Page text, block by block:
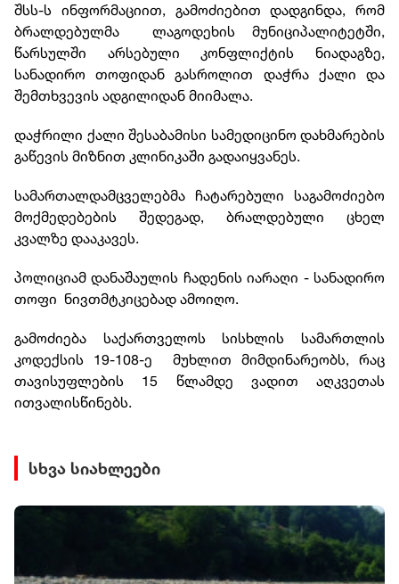
შსს-ს ინფორმაციით, გამოძიებით დადგინდა, რომ
ბრალდებულმა ლაგოდეხის მუნიციპალიტეტში,
წარსულში არსებული კონფლიქტის ნიადაგზე,
სანადირო თოფიდან გასროლით დაჭრა ქალი და
შემთხვევის ადგილიდან მიიმალა.
დაჭრილი ქალი შესაბამისი სამედიცინო დახმარების
გაწევის მიზნით კლინიკაში გადაიყვანეს.
სამართალდამცველებმა ჩატარებული საგამოძიებო
მოქმედებების შედეგად, ბრალდებული ცხელ
კვალზე დააკავეს.
პოლიციამ დანაშაულის ჩადენის იარაღი - სანადირო
თოფი ნივთმტკიცებად ამოიღო.
გამოძიება საქართველოს სისხლის სამართლის
კოდექსის 19-108-ე მუხლით მიმდინარეობს, რაც
თავისუფლების 15 წლამდე ვადით აღკვეთას
ითვალისწინებს.
სხვა სიახლეები